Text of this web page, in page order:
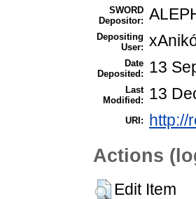
SWORD
Depositor:
Depositing
User:
Date
Deposited:
13
Last
Modified:
13
URI: http://
Actions
Edit Item